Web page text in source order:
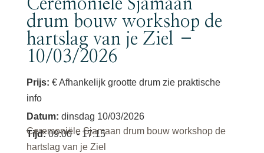
Ceremoniële Sjamaan
drum bouw workshop de
hartslag van je Ziel –
10/03/2026
Prijs: € Afhankelijk grootte drum zie praktische
info
Datum: dinsdag 10/03/2026
Tijd:09:00 - 17:15
Ceremoniële Sjamaan drum bouw workshop de
hartslag van je Ziel